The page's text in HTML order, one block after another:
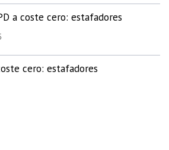
a coste cero: estafadores
cero: estafadores